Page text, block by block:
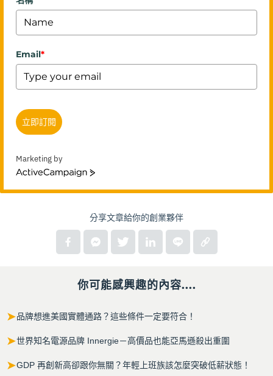
Email*
立即訂閱
Marketing by
ActiveCampaign
分享文章給你的創業夥伴
你可能感興趣的內容....
➤品牌想進美國實體通路？這些條件一定要符合！
➤世界知名電源品牌 Innergie－高價品也能亞馬遜殺出重圍
➤GDP 再創新高卻跟你無關？年輕上班族該怎麼突破低薪狀態！